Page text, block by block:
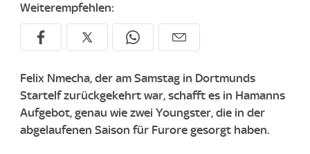
Weiterempfehlen:
Felix Nmecha, der am Samstag in Dortmunds
Startelf zurückgekehrt war, schafft es in Hamanns
Aufgebot, genau wie zwei Youngster, die in der
abgelaufenen Saison für Furore gesorgt haben.